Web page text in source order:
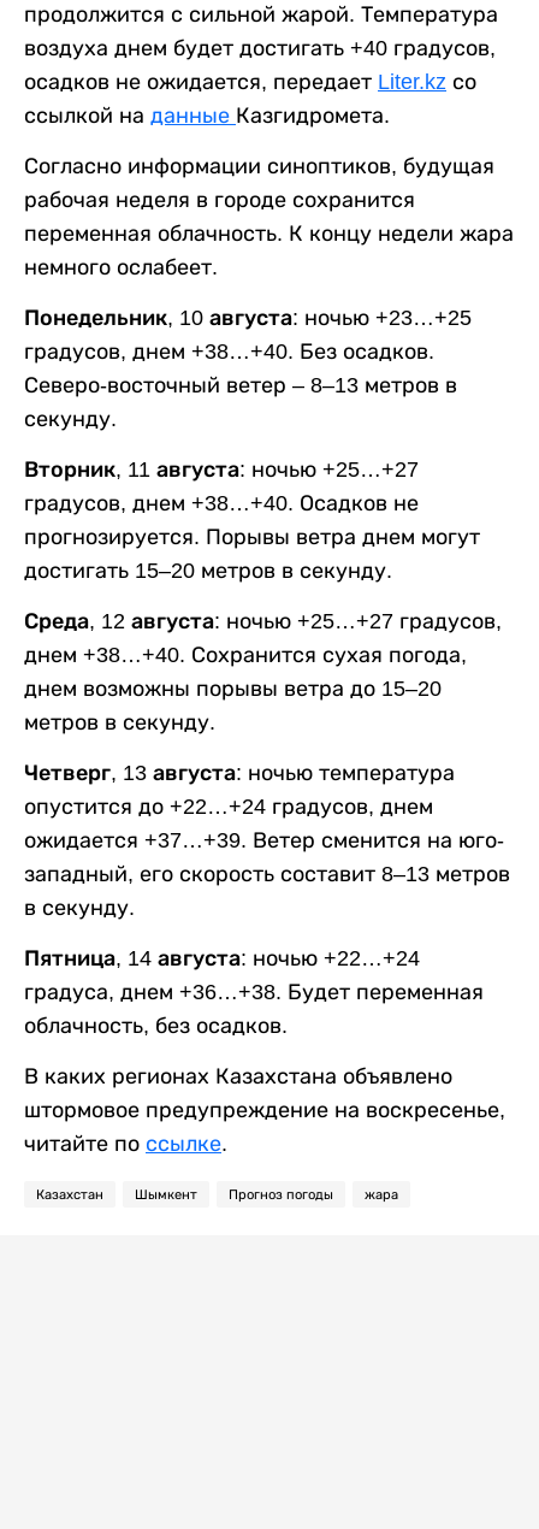
продолжится с сильной жарой. Температура
воздуха днем будет достигать +40 градусов,
осадков не ожидается, передает Liter.kz со
ссылкой на данные Казгидромета.
Согласно информации синоптиков, будущая
рабочая неделя в городе сохранится
переменная облачность. К концу недели жара
немного ослабеет.
Понедельник, 10 августа: ночью +23…+25
градусов, днем +38…+40. Без осадков.
Северо-восточный ветер – 8–13 метров в
секунду.
Вторник, 11 августа: ночью +25…+27
градусов, днем +38…+40. Осадков не
прогнозируется. Порывы ветра днем могут
достигать 15–20 метров в секунду.
Среда, 12 августа: ночью +25…+27 градусов,
днем +38…+40. Сохранится сухая погода,
днем возможны порывы ветра до 15–20
метров в секунду.
Четверг, 13 августа: ночью температура
опустится до +22…+24 градусов, днем
ожидается +37…+39. Ветер сменится на юго-
западный, его скорость составит 8–13 метров
в секунду.
Пятница, 14 августа: ночью +22…+24
градуса, днем +36…+38. Будет переменная
облачность, без осадков.
В каких регионах Казахстана объявлено
штормовое предупреждение на воскресенье,
читайте по ссылке.
Казахстан Шымкент Прогноз погоды жара